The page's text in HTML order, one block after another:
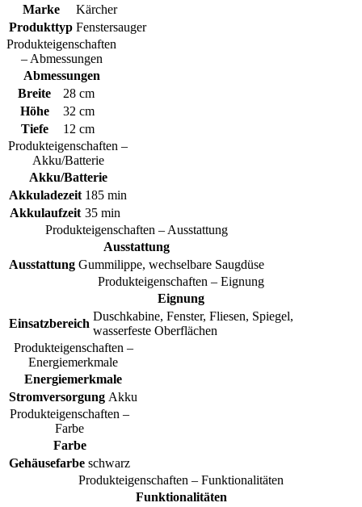
Marke
Kärcher
Produkttyp Fenstersauger
Produkteigenschaften
– Abmessungen
Abmessungen
Breite
28 cm
Höhe
32 cm
Tiefe
12 cm
Produkteigenschaften –
Akku/Batterie
Akku/Batterie
Akkuladezeit 185 min
Akkulaufzeit 35 min
Produkteigenschaften – Ausstattung
Ausstattung
Ausstattung Gummilippe, wechselbare Saugdüse
Produkteigenschaften – Eignung
Eignung
Einsatzbereich
Duschkabine, Fenster, Fliesen, Spiegel,
wasserfeste Oberflächen
Produkteigenschaften –
Energiemerkmale
Energiemerkmale
Stromversorgung Akku
Produkteigenschaften –
Farbe
Farbe
Gehäusefarbe schwarz
Produkteigenschaften – Funktionalitäten
Funktionalitäten